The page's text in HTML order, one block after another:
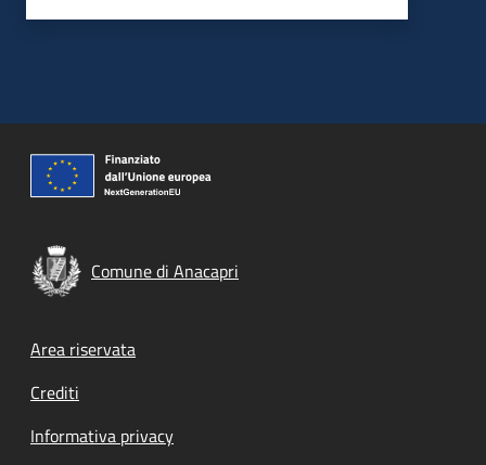
Comune di Anacapri
Footer menu
Area riservata
Crediti
Informativa privacy